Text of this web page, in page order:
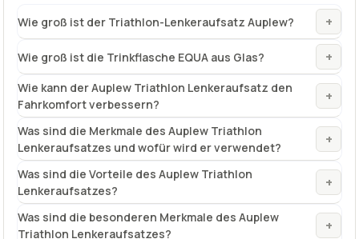
Wie groß ist der Triathlon-Lenkeraufsatz Auplew? +
Wie groß ist die Trinkflasche EQUA aus Glas? +
Wie kann der Auplew Triathlon Lenkeraufsatz den
Fahrkomfort verbessern?
+
Was sind die Merkmale des Auplew Triathlon
Lenkeraufsatzes und wofür wird er verwendet?
+
Was sind die Vorteile des Auplew Triathlon
Lenkeraufsatzes?
+
Was sind die besonderen Merkmale des Auplew
Triathlon Lenkeraufsatzes?
+